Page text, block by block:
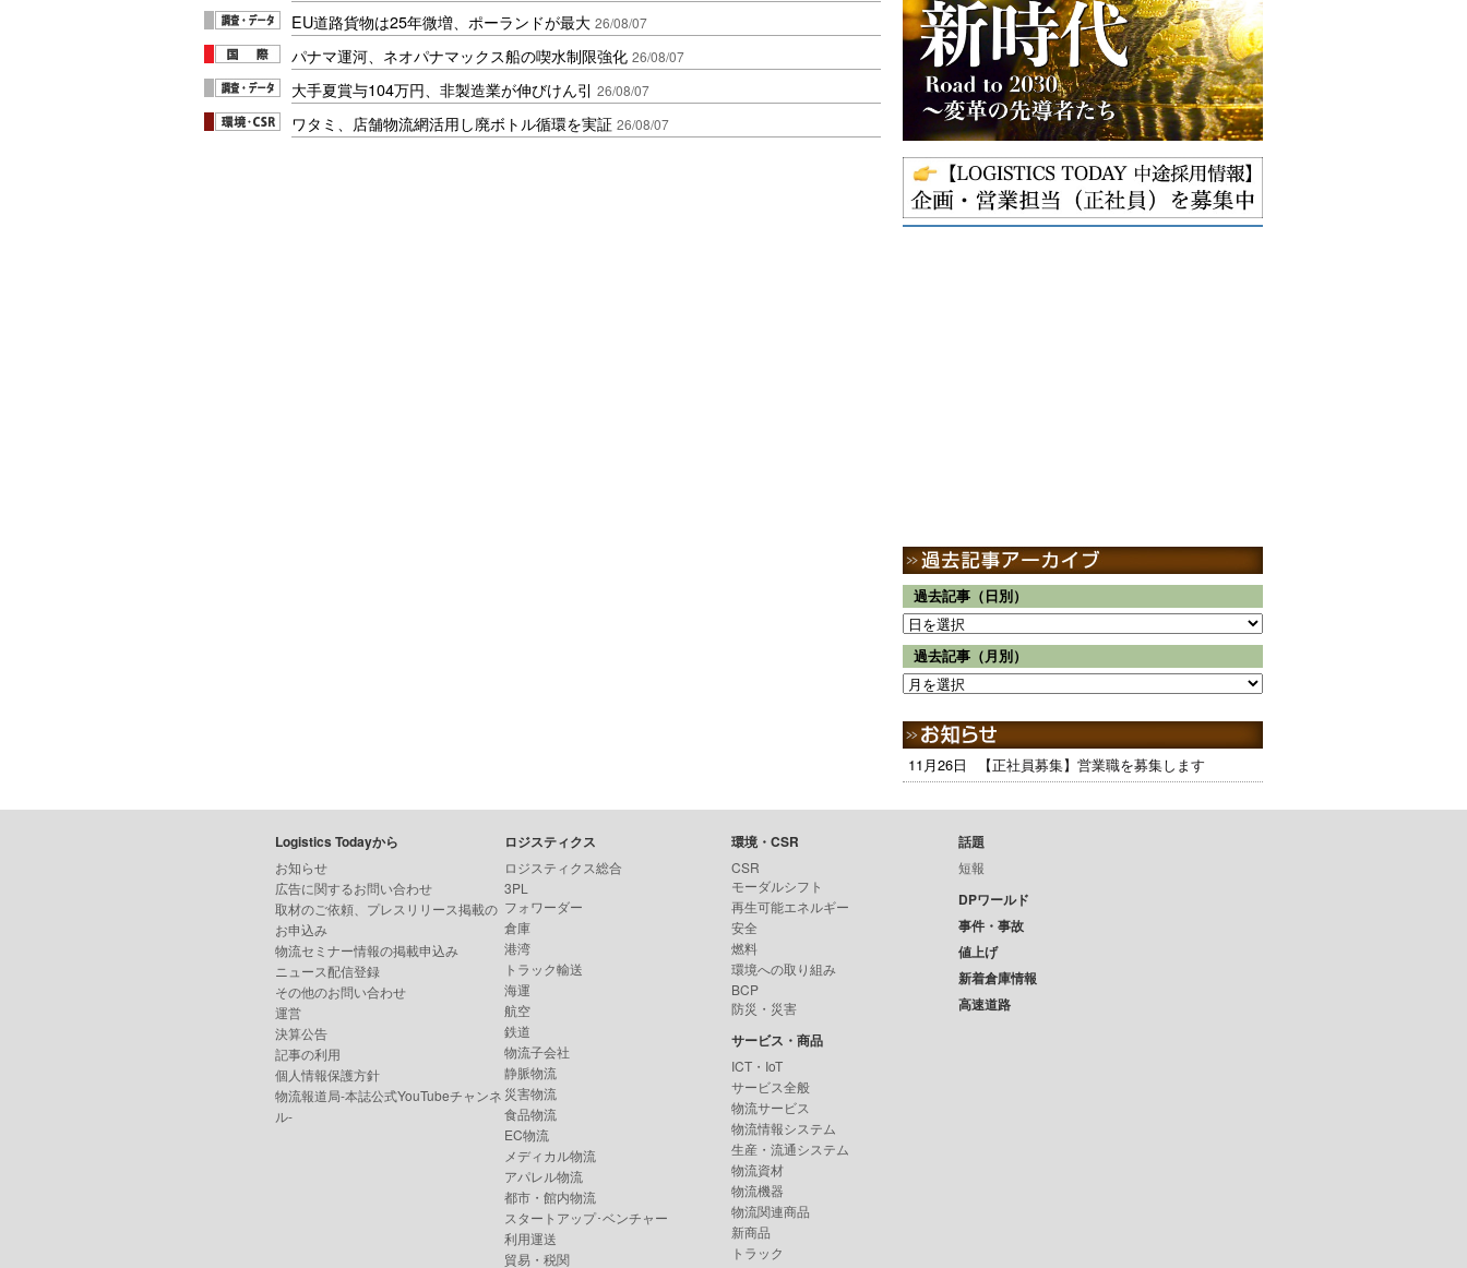
EU道路貨物は25年微増、ポーランドが最大 26/08/07
パナマ運河、ネオパナマックス船の喫水制限強化 26/08/07
大手夏賞与104万円、非製造業が伸びけん引 26/08/07
ワタミ、店舗物流網活用し廃ボトル循環を実証 26/08/07
過去記事（日別）
過去記事（月別）
11月26日 【正社員募集】営業職を募集します
Logistics Todayから
お知らせ
広告に関するお問い合わせ
取材のご依頼、プレスリリース掲載の
お申込み
物流セミナー情報の掲載申込み
ニュース配信登録
その他のお問い合わせ
運営
決算公告
記事の利用
個人情報保護方針
物流報道局-本誌公式YouTubeチャンネ
ル-
ロジスティクス
ロジスティクス総合
3PL
フォワーダー
倉庫
港湾
トラック輸送
海運
航空
鉄道
物流子会社
静脈物流
災害物流
食品物流
EC物流
メディカル物流
アパレル物流
都市・館内物流
スタートアップ･ベンチャー
利用運送
貿易・税関
環境・CSR
CSR
モーダルシフト
再生可能エネルギー
安全
燃料
環境への取り組み
BCP
防災・災害
サービス・商品
ICT・IoT
サービス全般
物流サービス
物流情報システム
生産・流通システム
物流資材
物流機器
物流関連商品
新商品
トラック
話題
短報
DPワールド
事件・事故
値上げ
新着倉庫情報
高速道路